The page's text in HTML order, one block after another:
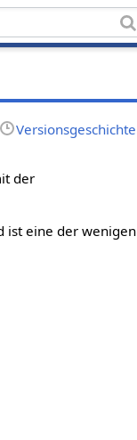
Versionsgeschichte
der
ist eine der wenigen